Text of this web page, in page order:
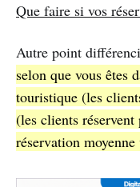
Que faire si vos
Autre point
selon que vous êtes
touristique (les
(les clients
réservation